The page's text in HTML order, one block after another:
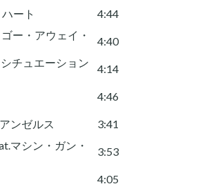
ート
4:44
ー・アウェイ・
4:40
チュエーション
4:14
4:46
ンゼルス
3:41
マシン・ガン・
3:53
4:05